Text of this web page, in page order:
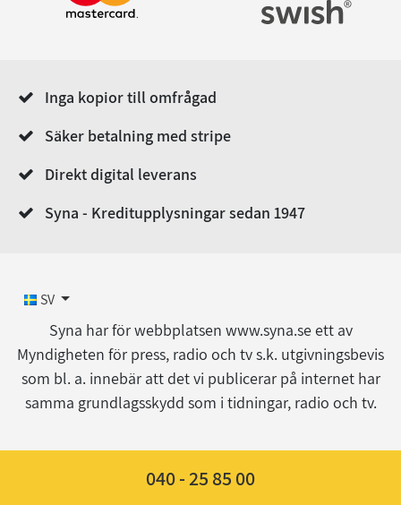
Inga kopior till omfrågad
Säker betalning med stripe
Direkt digital leverans
Syna - Kreditupplysningar sedan 1947
SV
Syna har för webbplatsen www.syna.se ett av
Myndigheten för press, radio och tv s.k. utgivningsbevis
som bl. a. innebär att det vi publicerar på internet har
samma grundlagsskydd som i tidningar, radio och tv.
040 - 25 85 00